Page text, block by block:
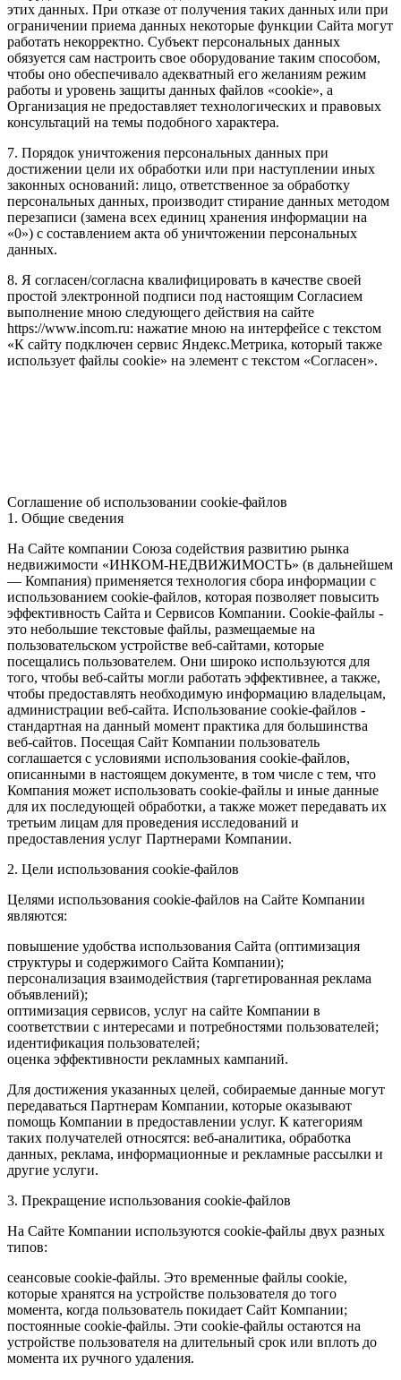
этих данных. При отказе от получения таких данных или при
ограничении приема данных некоторые функции Сайта могут
работать некорректно. Субъект персональных данных
обязуется сам настроить свое оборудование таким способом,
чтобы оно обеспечивало адекватный его желаниям режим
работы и уровень защиты данных файлов «cookie», а
Организация не предоставляет технологических и правовых
консультаций на темы подобного характера.
7. Порядок уничтожения персональных данных при
достижении цели их обработки или при наступлении иных
законных оснований: лицо, ответственное за обработку
персональных данных, производит стирание данных методом
перезаписи (замена всех единиц хранения информации на
«0») с составлением акта об уничтожении персональных
данных.
8. Я согласен/согласна квалифицировать в качестве своей
простой электронной подписи под настоящим Согласием
выполнение мною следующего действия на сайте
https://www.incom.ru: нажатие мною на интерфейсе с текстом
«К сайту подключен сервис Яндекс.Метрика, который также
использует файлы cookie» на элемент с текстом «Согласен».
Соглашение об использовании cookie-файлов
1. Общие сведения
На Сайте компании Союза содействия развитию рынка
недвижимости «ИНКОМ-НЕДВИЖИМОСТЬ» (в дальнейшем
— Компания) применяется технология сбора информации с
использованием cookie-файлов, которая позволяет повысить
эффективность Сайта и Сервисов Компании. Сookie-файлы -
это небольшие текстовые файлы, размещаемые на
пользовательском устройстве веб-сайтами, которые
посещались пользователем. Они широко используются для
того, чтобы веб-сайты могли работать эффективнее, а также,
чтобы предоставлять необходимую информацию владельцам,
администрации веб-сайта. Использование cookie-файлов -
стандартная на данный момент практика для большинства
веб-сайтов. Посещая Сайт Компании пользователь
соглашается с условиями использования cookie-файлов,
описанными в настоящем документе, в том числе с тем, что
Компания может использовать cookie-файлы и иные данные
для их последующей обработки, а также может передавать их
третьим лицам для проведения исследований и
предоставления услуг Партнерами Компании.
2. Цели использования cookie-файлов
Целями использования cookie-файлов на Сайте Компании
являются:
повышение удобства использования Сайта (оптимизация
структуры и содержимого Сайта Компании);
персонализация взаимодействия (таргетированная реклама
объявлений);
оптимизация сервисов, услуг на сайте Компании в
соответствии с интересами и потребностями пользователей;
идентификация пользователей;
оценка эффективности рекламных кампаний.
Для достижения указанных целей, собираемые данные могут
передаваться Партнерам Компании, которые оказывают
помощь Компании в предоставлении услуг. К категориям
таких получателей относятся: веб-аналитика, обработка
данных, реклама, информационные и рекламные рассылки и
другие услуги.
3. Прекращение использования cookie-файлов
На Сайте Компании используются cookie-файлы двух разных
типов:
сеансовые cookie-файлы. Это временные файлы cookie,
которые хранятся на устройстве пользователя до того
момента, когда пользователь покидает Сайт Компании;
постоянные cookie-файлы. Эти cookie-файлы остаются на
устройстве пользователя на длительный срок или вплоть до
момента их ручного удаления.